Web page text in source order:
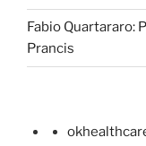
Fabio Quartararo:
Prancis